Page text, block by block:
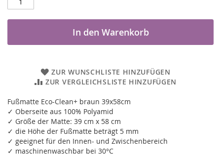
In den Warenkorb
ZUR WUNSCHLISTE HINZUFÜGEN
ZUR VERGLEICHSLISTE HINZUFÜGEN
Fußmatte Eco-Clean+ braun 39x58cm
✓ Oberseite aus 100% Polyamid
✓ Größe der Matte: 39 cm x 58 cm
✓ die Höhe der Fußmatte beträgt 5 mm
✓ geeignet für den Innen- und Zwischenbereich
✓ maschinenwaschbar bei 30°C